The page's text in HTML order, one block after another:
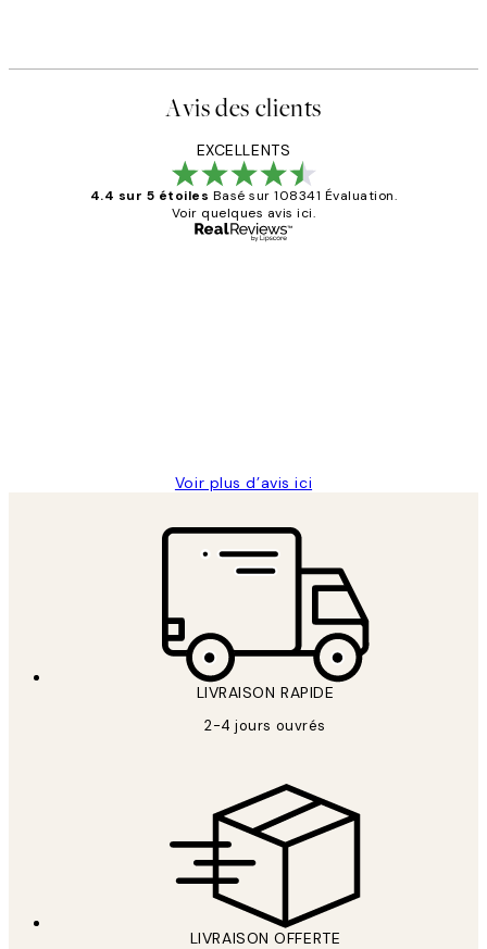
Avis des clients
EXCELLENTS
4.4 sur 5 étoiles Basé sur 108341 Évaluation.
Voir quelques avis ici.
Voir plus d’avis ici
LIVRAISON RAPIDE
2-4 jours ouvrés
LIVRAISON OFFERTE